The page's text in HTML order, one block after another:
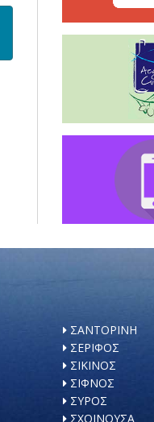
ΣΑΝΤΟΡΙΝΗ
ΣΕΡΙΦΟΣ
ΣΙΚΙΝΟΣ
ΣΙΦΝΟΣ
ΣΥΡΟΣ
ΣΧΟΙΝΟΥΣΑ